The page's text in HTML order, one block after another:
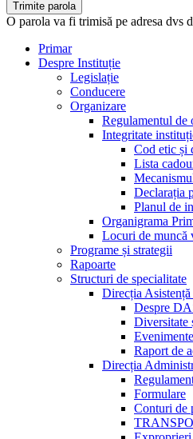
O parola va fi trimisă pe adresa dvs
Primar
Despre Instituție
Legislație
Conducere
Organizare
Regulamentul de
Integritate
Cod etic și
Lista
Declarația
Planul de
Organigrama
Locuri de muncă
Programe și strategii
Rapoarte
Structuri de specialitate
Direcția Asistență
Despre
Diversitate
Raport de
Direcția
Formulare
Conturi de